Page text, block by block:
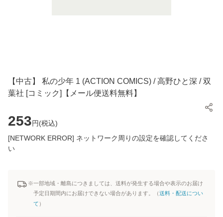
【中古】 私の少年 1 (ACTION COMICS) / 高野ひと深 / 双
葉社 [コミック]【メール便送料無料】
253円(税込)
[NETWORK ERROR] ネットワーク周りの設定を確認してくださ
い
※一部地域・離島につきましては、送料が発生する場合や表示のお届け
予定日期間内にお届けできない場合があります。（送料・配送につい
て ）